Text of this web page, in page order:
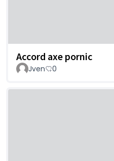
Accord axe pornic
Jven 0